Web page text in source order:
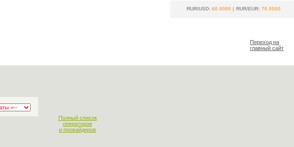
RUR/USD: 60.0000 | RUR/EUR: 70.0000
Переход на
главный сайт
Полный список
операторов
и провайдеров